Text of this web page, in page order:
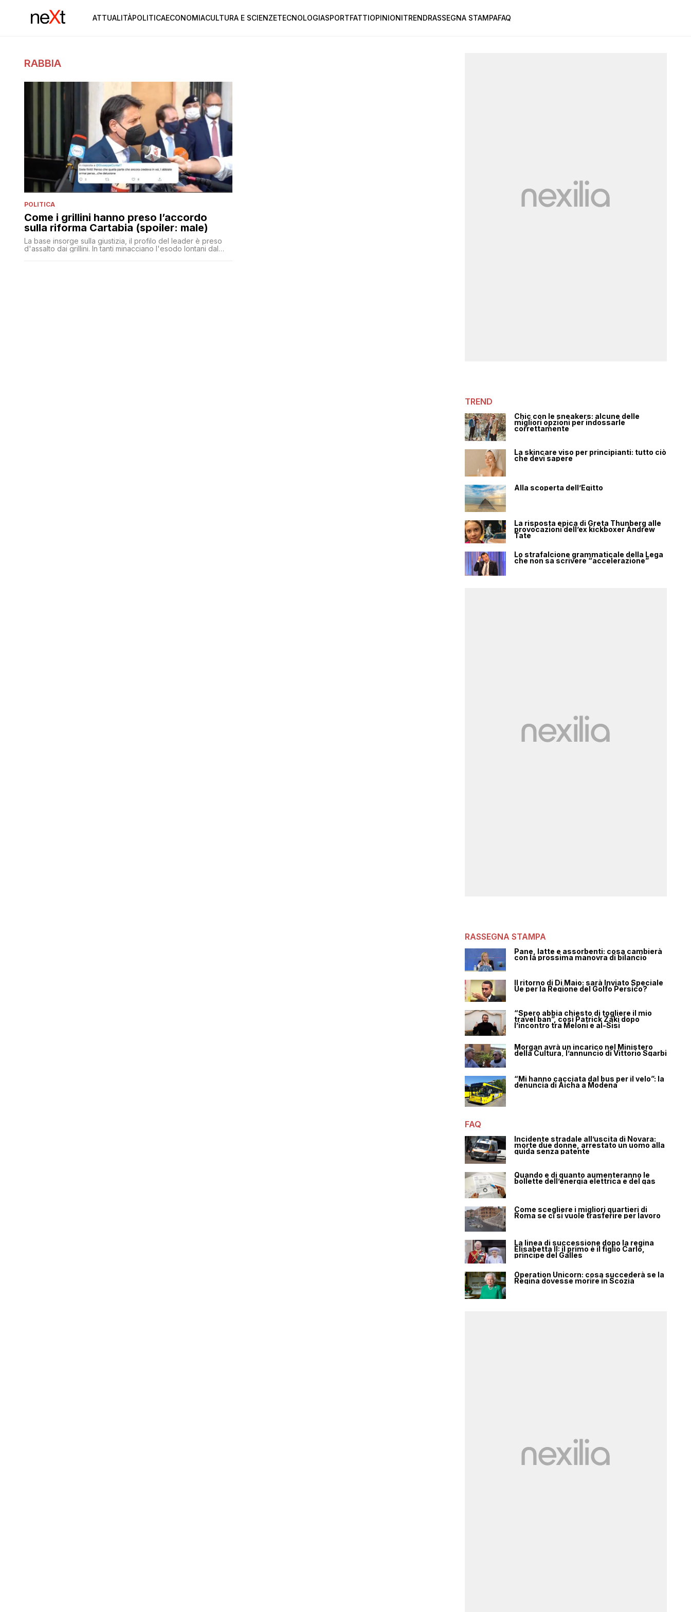
ATTUALITÀPOLITICAECONOMIACULTURA E SCIENZETECNOLOGIASPORTFATTIOPINIONITRENDRASSEGNA STAMPAFAQ
RABBIA
POLITICA
Come i grillini hanno preso l’accordo
sulla riforma Cartabia (spoiler: male)
La base insorge sulla giustizia, il profilo del leader è preso
d'assalto dai grillini. In tanti minacciano l'esodo lontani dal
TREND
Chic con le sneakers: alcune delle
migliori opzioni per indossarle
correttamente
La skincare viso per principianti: tutto ciò
che devi sapere
Alla scoperta dell’Egitto
La risposta epica di Greta Thunberg alle
provocazioni dell’ex kickboxer Andrew
Tate
Lo strafalcione grammaticale della Lega
che non sa scrivere “accelerazione”
RASSEGNA STAMPA
Pane, latte e assorbenti: cosa cambierà
con la prossima manovra di bilancio
Il ritorno di Di Maio: sarà Inviato Speciale
Ue per la Regione del Golfo Persico?
“Spero abbia chiesto di togliere il mio
travel ban”, così Patrick Zaki dopo
l’incontro tra Meloni e al-Sisi
Morgan avrà un incarico nel Ministero
della Cultura, l’annuncio di Vittorio Sgarbi
“Mi hanno cacciata dal bus per il velo”: la
denuncia di Aicha a Modena
FAQ
Incidente stradale all’uscita di Novara:
morte due donne, arrestato un uomo alla
guida senza patente
Quando e di quanto aumenteranno le
bollette dell’energia elettrica e del gas
Come scegliere i migliori quartieri di
Roma se ci si vuole trasferire per lavoro
La linea di successione dopo la regina
Elisabetta II: il primo è il figlio Carlo,
principe del Galles
Operation Unicorn: cosa succederà se la
Regina dovesse morire in Scozia